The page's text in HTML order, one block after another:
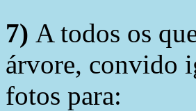
7) A todos os
árvore, convido
fotos para: